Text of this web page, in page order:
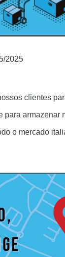
2025
clientes
para armazenar
o mercado